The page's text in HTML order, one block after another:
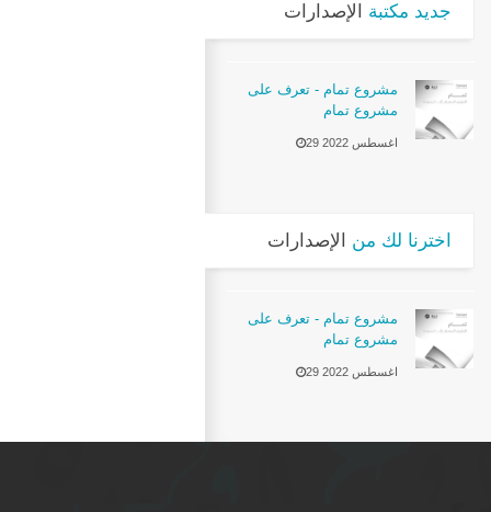
جديد مكتبة الإصدارات
مشروع تمام - تعرف على
مشروع تمام
29 اغسطس 2022
اخترنا لك من الإصدارات
مشروع تمام - تعرف على
مشروع تمام
29 اغسطس 2022